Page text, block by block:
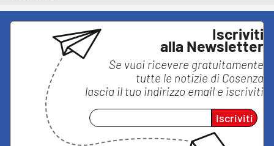
Iscriviti
alla Newsletter
Se vuoi ricevere gratuitamente
tutte le notizie di Cosenza
lascia il tuo indirizzo email e iscriviti
Iscriviti